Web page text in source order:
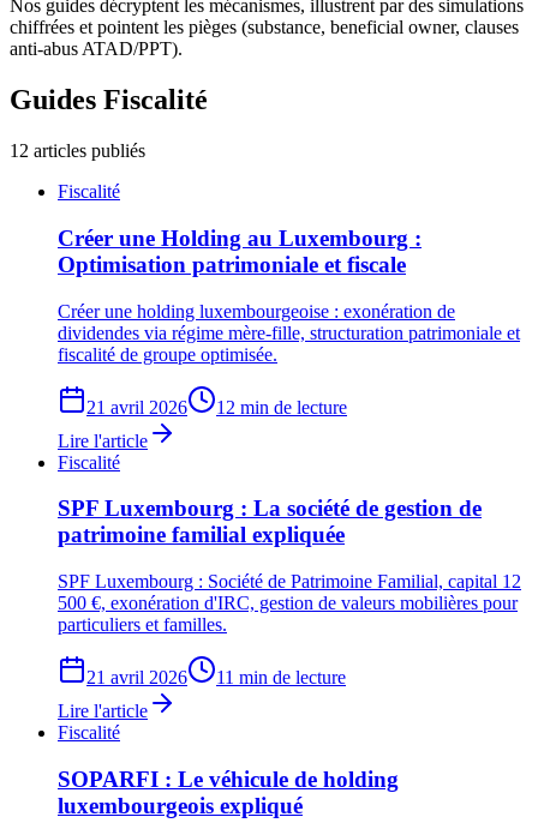
Nos guides décryptent les mécanismes, illustrent par des simulations
chiffrées et pointent les pièges (substance, beneficial owner, clauses
anti-abus ATAD/PPT).
Guides Fiscalité
12 articles publiés
Fiscalité
Créer une Holding au Luxembourg :
Optimisation patrimoniale et fiscale
Créer une holding luxembourgeoise : exonération de
dividendes via régime mère-fille, structuration patrimoniale et
fiscalité de groupe optimisée.
21 avril 2026
12 min de lecture
Lire l'article
Fiscalité
SPF Luxembourg : La société de gestion de
patrimoine familial expliquée
SPF Luxembourg : Société de Patrimoine Familial, capital 12
500 €, exonération d'IRC, gestion de valeurs mobilières pour
particuliers et familles.
21 avril 2026
11 min de lecture
Lire l'article
Fiscalité
SOPARFI : Le véhicule de holding
luxembourgeois expliqué